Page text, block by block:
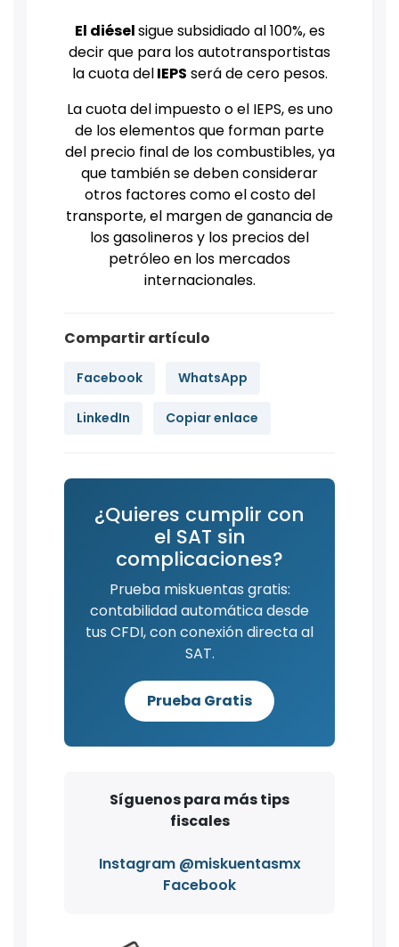
El diéselsigue subsidiado al 100%, es
decir que para los autotransportistas
la cuota delIEPS será de cero pesos.
La cuota del impuesto o el IEPS, es uno
de los elementos que forman parte
del precio final de los combustibles, ya
que también se deben considerar
otros factores como el costo del
transporte, el margen de ganancia de
los gasolineros y los precios del
petróleo en los mercados
internacionales.
Compartir artículo
Facebook WhatsApp
LinkedIn Copiar enlace
¿Quieres cumplir con
el SAT sin
complicaciones?
Prueba miskuentas gratis:
contabilidad automática desde
tus CFDI, con conexión directa al
SAT.
Prueba Gratis
Síguenos para más tips
fiscales
Instagram @miskuentasmx
Facebook